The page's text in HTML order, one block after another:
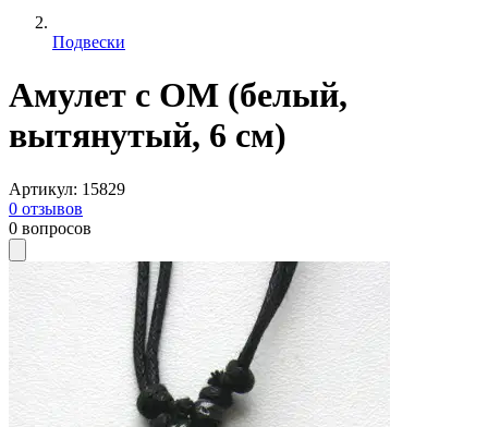
Подвески
Амулет с ОМ (белый,
вытянутый, 6 см)
Артикул: 15829
0 отзывов
0 вопросов